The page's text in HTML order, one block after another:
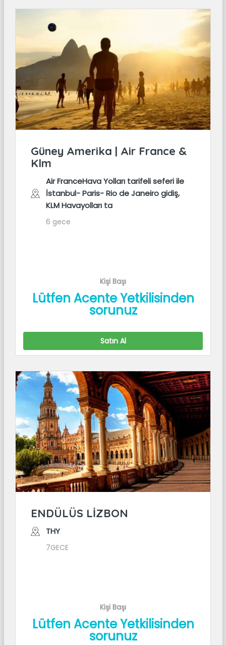
Güney Amerika | Air France &
Klm
Air FranceHava Yolları tarifeli seferi ile
İstanbul- Paris- Rio de Janeiro gidiş,
KLM Havayolları ta
6 gece
Kişi Başı
Lütfen Acente Yetkilisinden
sorunuz
Satın Al
ENDÜLÜS LİZBON
THY
7GECE
Kişi Başı
Lütfen Acente Yetkilisinden
sorunuz